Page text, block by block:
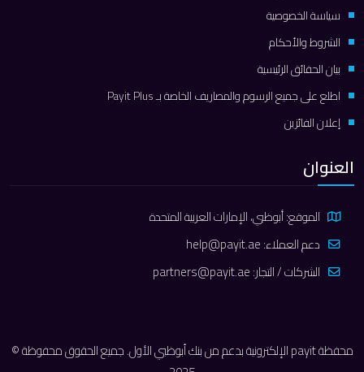
سياسة الخصوصية
الشروط والأحكام
بيان الحقائق الرئيسية
اطلع على جميع الرسوم والمصاريف الخاصة بـ Payit Plus
إعلان الفائزين
العنوان
الموقع: أبوظبي، الإمارات العربية المتحدة
دعم العملاء:help@payit.ae
الشركات / التجار:partners@payit.ae
محفظة payit الإلكترونية بدعم من بنك أبوظبي الأول. جميع الحقوق محفوظة ©